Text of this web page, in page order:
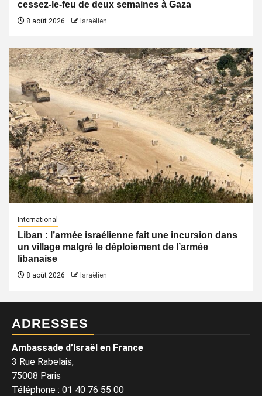
cessez-le-feu de deux semaines à Gaza
8 août 2026 Israëlien
International
Liban : l’armée israélienne fait une incursion dans
un village malgré le déploiement de l’armée
libanaise
8 août 2026 Israëlien
ADRESSES
Ambassade d’Israël en France
3 Rue Rabelais,
75008 Paris
Téléphone : 01 40 76 55 00